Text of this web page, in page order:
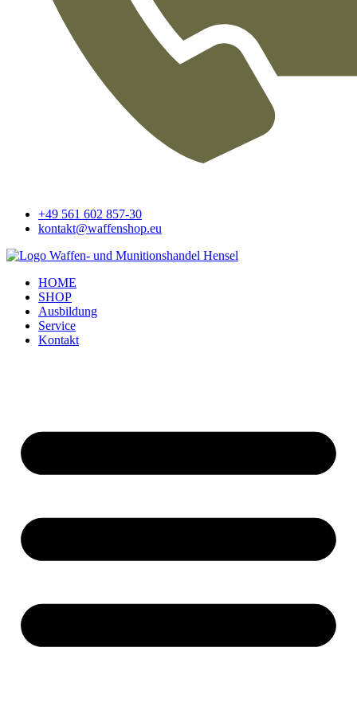
+49 561 602 857-30
kontakt@waffenshop.eu
HOME
SHOP
Ausbildung
Service
Kontakt